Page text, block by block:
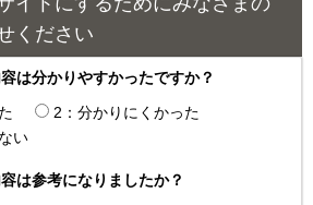
ください
は分かりやすかったですか？
2：分かりにくかった
い
は参考になりましたか？